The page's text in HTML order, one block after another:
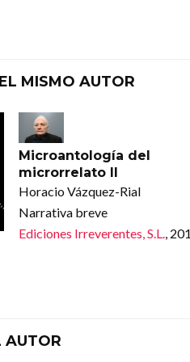
MISMO AUTOR
Microantología del
microrrelato II
Horacio Vázquez-Rial
Narrativa breve
Ediciones Irreverentes, S.L.,
AUTOR